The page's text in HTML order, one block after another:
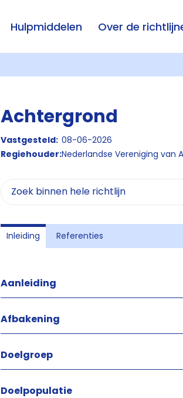
Hulpmiddelen Over de
Achtergrond
Vastgesteld: 08-06-2026
Regiehouder:Nederlandse Vereniging van
Inleiding Referenties
Aanleiding
Afbakening
Doelgroep
Doelpopulatie